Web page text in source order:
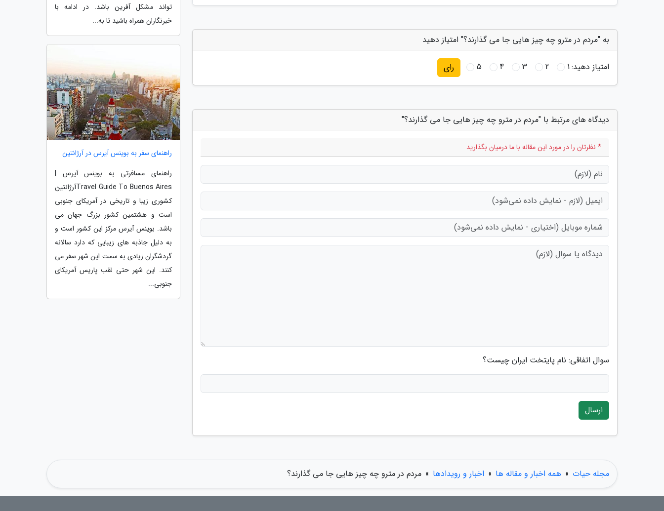
به "مردم در مترو چه چیز هایی جا می گذارند؟" امتیاز دهید
امتیاز دهید:1
2
3
4
5 رای
دیدگاه های مرتبط با "مردم در مترو چه چیز هایی جا می گذارند؟"
* نظرتان را در مورد این مقاله با ما درمیان بگذارید
سوال اتفاقی: نام پایتخت ایران چیست؟
ارسال
تواند مشکل آفرین باشد. در ادامه با
خبرنگاران همراه باشید تا به...
راهنمای سفر به بوینس آیرس در آرژانتین
راهنمای مسافرتی به بوینس آیرس |
Travel Guide To Buenos Airesآرژانتین
کشوری زیبا و تاریخی در آمریکای جنوبی
است و هشتمین کشور بزرگ جهان می
باشد. بوینس آیرس مرکز این کشور است و
به دلیل جاذبه های زیبایی که دارد سالانه
گردشگران زیادی به سمت این شهر سفر می
کنند. این شهر حتی لقب پاریس آمریکای
جنوبی...
مجله حیات » همه اخبار و مقاله ها » اخبار و رویدادها » مردم در مترو چه چیز هایی جا می گذارند؟